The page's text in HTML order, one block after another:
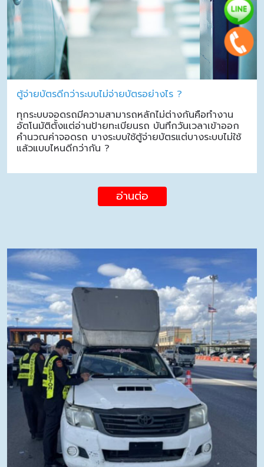
ตู้จ่ายบัตรดีกว่าระบบไม่จ่ายบัตรอย่างไร ?
ทุกระบบจอดรถมีความสามารถหลักไม่ต่างกันคือทำงาน
อัตโนมัติตั้งแต่อ่านป้ายทะเบียนรถ บันทึกวันเวลาเข้าออก
คำนวณค่าจอดรถ บางระบบใช้ตู้จ่ายบัตรแต่บางระบบไม่ใช้
แล้วแบบไหนดีกว่ากัน ?
อ่านต่อ